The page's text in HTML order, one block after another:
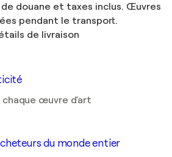
douane et taxes inclus. Œuvres
pendant le transport.
de livraison
chaque œuvre d'art
du monde entier